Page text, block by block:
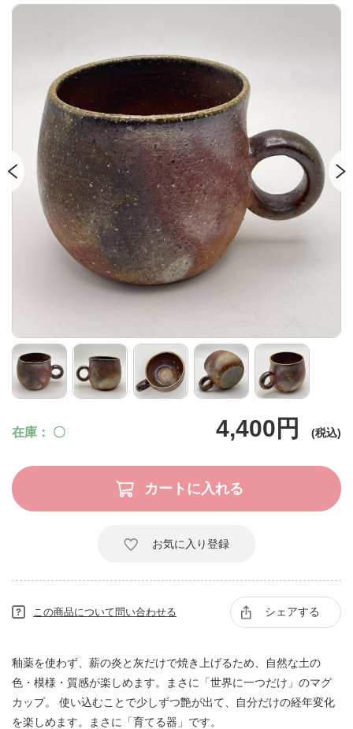
在庫 〇 4,400円
お気に入り登録
この商品について問い合わせる シェアする
釉薬を使わず、薪の炎と灰だけで焼き上げるため、自然な土の
色・模様・質感が楽しめます。まさに「世界に一つだけ」のマグ
カップ。 使い込むことで少しずつ艶が出て、自分だけの経年変化
を楽しめます。まさに「育てる器」です。